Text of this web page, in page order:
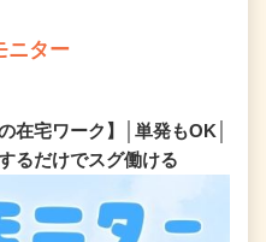
ニター
在宅ワーク】│単発もOK│
るだけでスグ働ける